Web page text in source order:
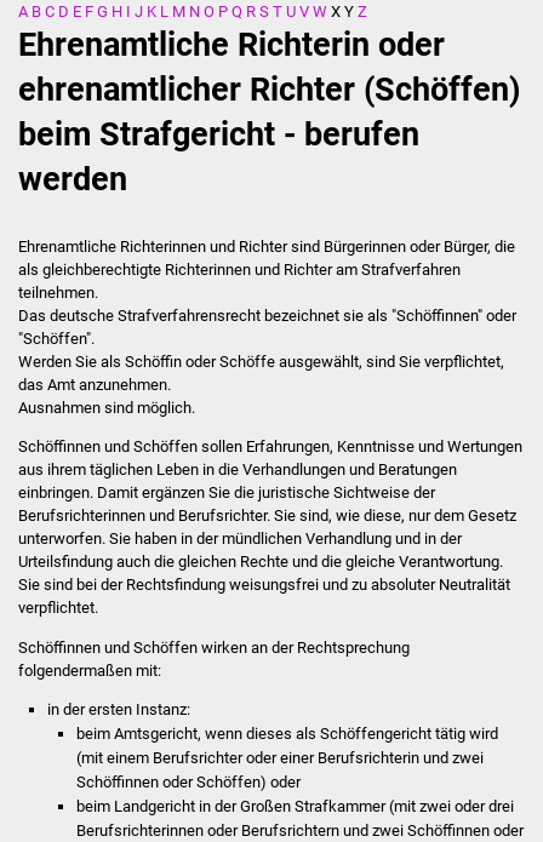
Stadtverwaltung
Ansprechpartner
Behördenwegweiser
Kontakt
Ortsrecht
Wahlen
Stadtinfo
Jubiläumsjahr 2021
Partnerstädte
Schulentwicklung Bizet
Sanierung Hallenbad
A B C D E F G H I J K L M N O P Q R S T U V W X Y Z
Ehrenamtliche Richterin oder
ehrenamtlicher Richter (Schöffen)
beim Strafgericht - berufen
werden
Ehrenamtliche Richterinnen und Richter sind Bürgerinnen oder Bürger, die
als gleichberechtigte Richterinnen und Richter am Strafverfahren
teilnehmen.
Das deutsche Strafverfahrensrecht bezeichnet sie als "Schöffinnen" oder
"Schöffen".
Werden Sie als Schöffin oder Schöffe ausgewählt, sind Sie verpflichtet,
das Amt anzunehmen.
Ausnahmen sind möglich.
Schöffinnen und Schöffen sollen Erfahrungen, Kenntnisse und Wertungen
aus ihrem täglichen Leben in die Verhandlungen und Beratungen
einbringen. Damit ergänzen Sie die juristische Sichtweise der
Berufsrichterinnen und Berufsrichter. Sie sind, wie diese, nur dem Gesetz
unterworfen. Sie haben in der mündlichen Verhandlung und in der
Urteilsfindung auch die gleichen Rechte und die gleiche Verantwortung.
Sie sind bei der Rechtsfindung weisungsfrei und zu absoluter Neutralität
verpflichtet.
Schöffinnen und Schöffen wirken an der Rechtsprechung
folgendermaßen mit:
in der ersten Instanz:
beim Amtsgericht, wenn dieses als Schöffengericht tätig wird
(mit einem Berufsrichter oder einer Berufsrichterin und zwei
Schöffinnen oder Schöffen) oder
beim Landgericht in der Großen Strafkammer (mit zwei oder drei
Berufsrichterinnen oder Berufsrichtern und zwei Schöffinnen oder